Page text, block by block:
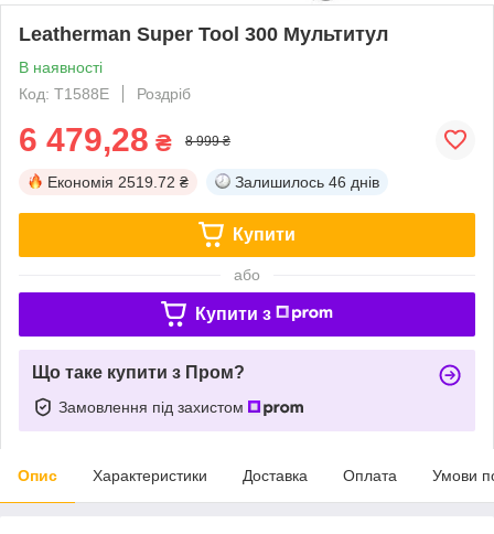
Leatherman Super Tool 300 Мультитул
В наявності
Код: T1588E
Роздріб
6 479,28 ₴ 8 999 ₴
Економія 2519.72 ₴ Залишилось 46 днів
Купити
або
Купити з
Що таке купити з Пром?
Замовлення під захистом
Опис Характеристики Доставка Оплата Умови